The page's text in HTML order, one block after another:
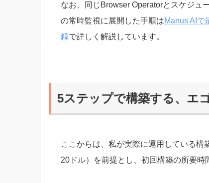
なお、同じBrowser Operatorとスケジュ
の常時監視に展開した手順はManus AIで
録で詳しく解説しています。
5ステップで構築する、エ
ここからは、私が実際に運用している
20ドル）を前提とし、初回構築の所要時